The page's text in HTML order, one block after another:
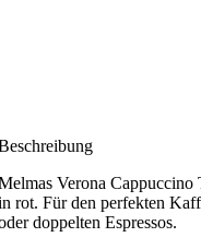
Verona Cappuccino
rot. Für den perfekten
doppelten Espressos.